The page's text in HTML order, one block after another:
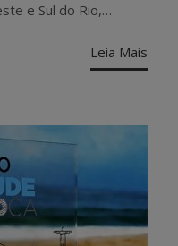
e Sul do Rio,…
Leia Mais